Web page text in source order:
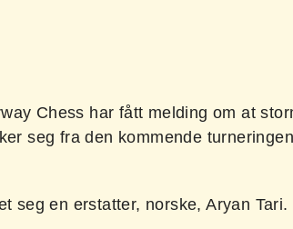
Chess har fått melding om at
seg fra den kommende
seg en erstatter, norske, Aryan Tari.